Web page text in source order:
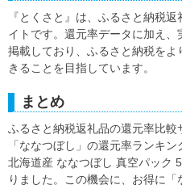
『とくさと』は、ふるさと納税
イトです。還元率データに加え
掲載しており、ふるさと納税を
きることを目指しています。
まとめ
ふるさと納税返礼品の還元率比
「ななつぼし」の還元率ランキ
北海道産 ななつぼし 真空パック
りました。この機会に、お得に